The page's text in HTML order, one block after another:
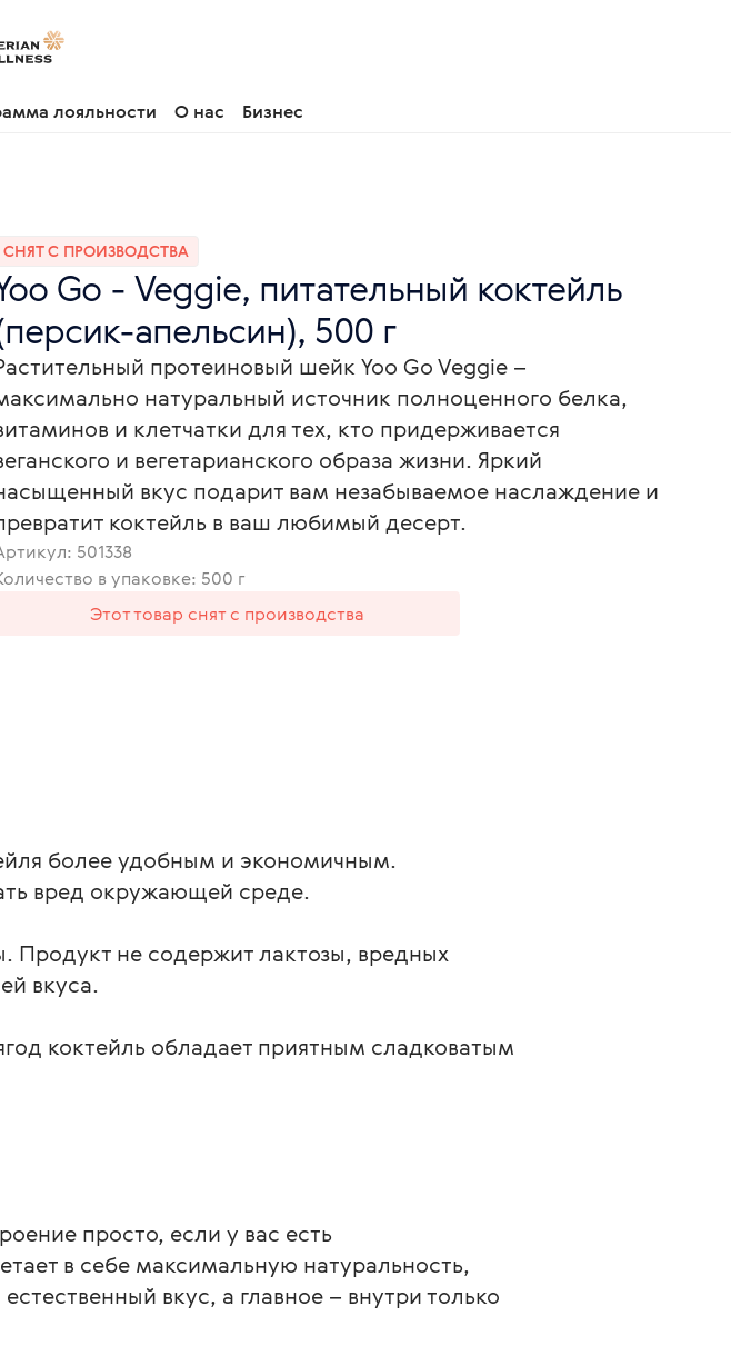
лояльности О нас Бизнес
СНЯТ С ПРОИЗВОДСТВА
Gо - Veggie, питательный коктейль
апельсин), 500 г
протеиновый шейк Yoo Go Veggie –
натуральный источник полноценного белка,
и клетчатки для тех, кто придерживается
и вегетарианского образа жизни. Яркий
вкус подарит вам незабываемое наслаждение и
коктейль в ваш любимый десерт.
501338
в упаковке: 500 г
Этот товар снят с производства
более удобным и экономичным.
вред окружающей среде.
Продукт не содержит лактозы, вредных
вкуса.
коктейль обладает приятным сладковатым
просто, если у вас есть
в себе максимальную натуральность,
вкус, а главное – внутри только